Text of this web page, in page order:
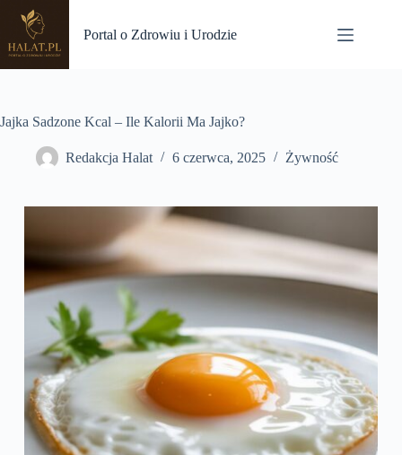
Przejdź
treści
Portal o Zdrowiu i Urodzie
Jajka Sadzone Kcal – Ile Kalorii Ma Jajko?
Redakcja Halat 6 czerwca, 2025 Żywność